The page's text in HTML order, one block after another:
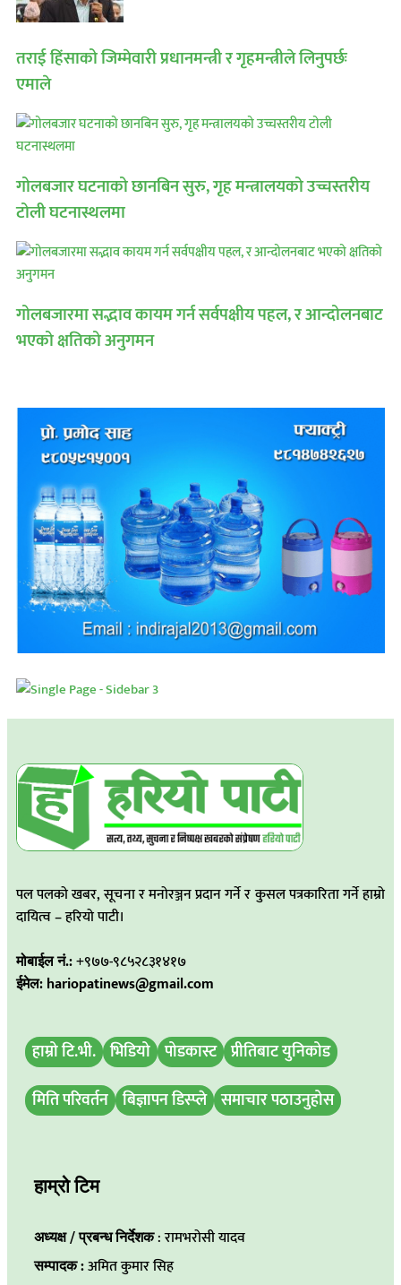
तराई हिंसाको जिम्मेवारी प्रधानमन्त्री र गृहमन्त्रीले लिनुपर्छः
एमाले
गोलबजार घटनाको छानबिन सुरु, गृह मन्त्रालयको उच्चस्तरीय
टोली घटनास्थलमा
गोलबजारमा सद्भाव कायम गर्न सर्वपक्षीय पहल, र आन्दोलनबाट
भएको क्षतिको अनुगमन
पल पलको खबर, सूचना र मनोरञ्जन प्रदान गर्ने र कुसल पत्रकारिता गर्ने हाम्रो
दायित्व – हरियो पाटी।
मोबाईल नं.:+९७७-९८५२८३१४१७
ईमेल: hariopatinews@gmail.com
हाम्रो टि.भी. भिडियो पोडकास्ट प्रीतिबाट युनिकोड
मिति परिवर्तन बिज्ञापन डिस्प्ले समाचार पठाउनुहोस
हाम्रो टिम
अध्यक्ष / प्रबन्ध निर्देशक: रामभरोसी यादव
सम्पादक :अमित कुमार सिह